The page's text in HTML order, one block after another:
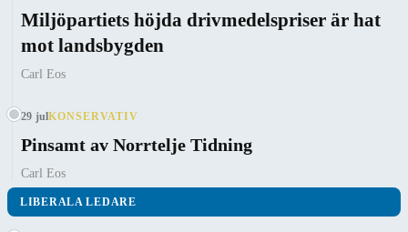
Miljöpartiets höjda drivmedelspriser är hat
mot landsbygden
Carl Eos
29 julKONSERVATIV
Pinsamt av Norrtelje Tidning
Carl Eos
LIBERALA LEDARE